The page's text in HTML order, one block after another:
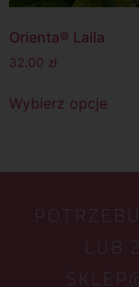
Orienta® Laila
32.00 zł
Wybierz opcje
LUB